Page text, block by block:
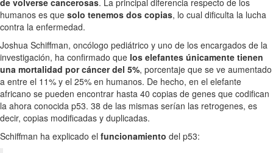
humanos es que solo tenemos dos copias, lo cual dificulta la lucha
contra la enfermedad.
Joshua Schiffman, oncólogo pediátrico y uno de los encargados de la
investigación, ha confirmado que los elefantes únicamente tienen
una mortalidad por cáncer del 5%, porcentaje que se ve aumentado
a entre el 11% y el 25% en humanos. De hecho, en el elefante
africano se pueden encontrar hasta 40 copias de genes que codifican
la ahora conocida p53. 38 de las mismas serían las retrogenes, es
decir, copias modificadas y duplicadas.
Schiffman ha explicado el funcionamiento del p53: